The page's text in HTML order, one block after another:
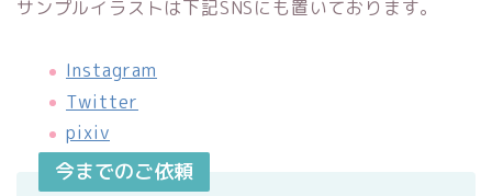
サンプルイラストは下記SNSにも置いております。
Instagram
Twitter
pixiv
今までのご依頼